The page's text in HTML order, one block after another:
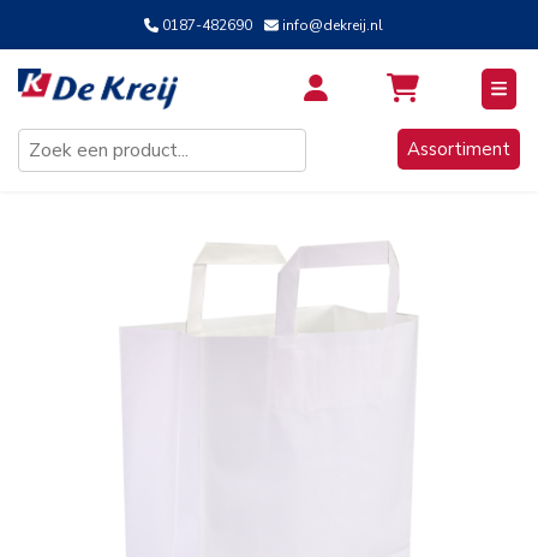
0187-482690 info@dekreij.nl
Inloggen / Aanmelden
Assortiment